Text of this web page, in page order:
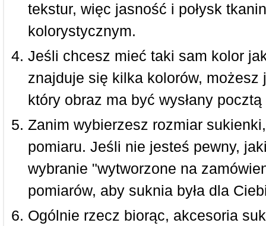
tekstur, więc jasność i połysk
kolorystycznym.
Jeśli chcesz mieć taki sam kolor
znajduje się kilka kolorów,
który obraz ma być wysłany
Zanim wybierzesz rozmiar
pomiaru. Jeśli nie jesteś pewny,
wybranie "wytworzone na
pomiarów, aby suknia była dla
Ogólnie rzecz biorąc, akcesoria